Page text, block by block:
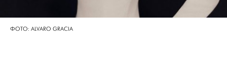
ФОТО: ALVARO GRACIA